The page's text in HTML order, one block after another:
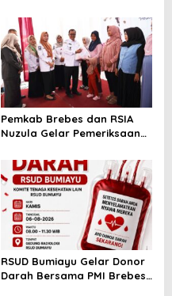
Pemkab Brebes dan RSIA
Nuzula Gelar Pemeriksaan
Perkuat Kesehatan Ibu dan
Bayi
RSUD Bumiayu Gelar Donor
Darah Bersama PMI Brebes